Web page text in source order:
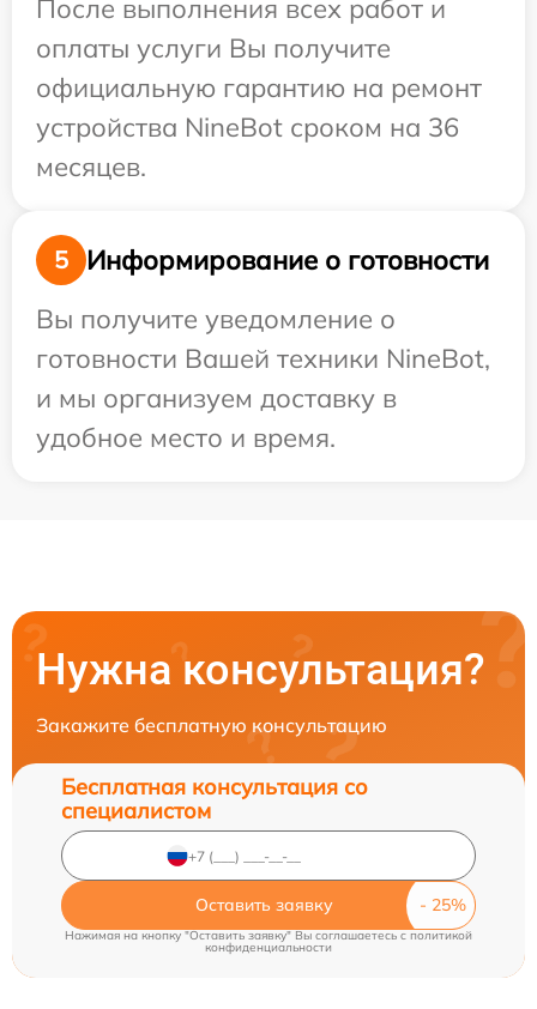
После выполнения всех работ и
оплаты услуги Вы получите
официальную гарантию на ремонт
устройства NineBot сроком на 36
месяцев.
5
Информирование о готовности
Вы получите уведомление о
готовности Вашей техники NineBot,
и мы организуем доставку в
удобное место и время.
Нужна консультация?
Закажите бесплатную консультацию
Бесплатная консультация со
специалистом
Оставить заявку
Нажимая на кнопку "Оставить заявку" Вы соглашаетесь c политикой
конфиденциальности